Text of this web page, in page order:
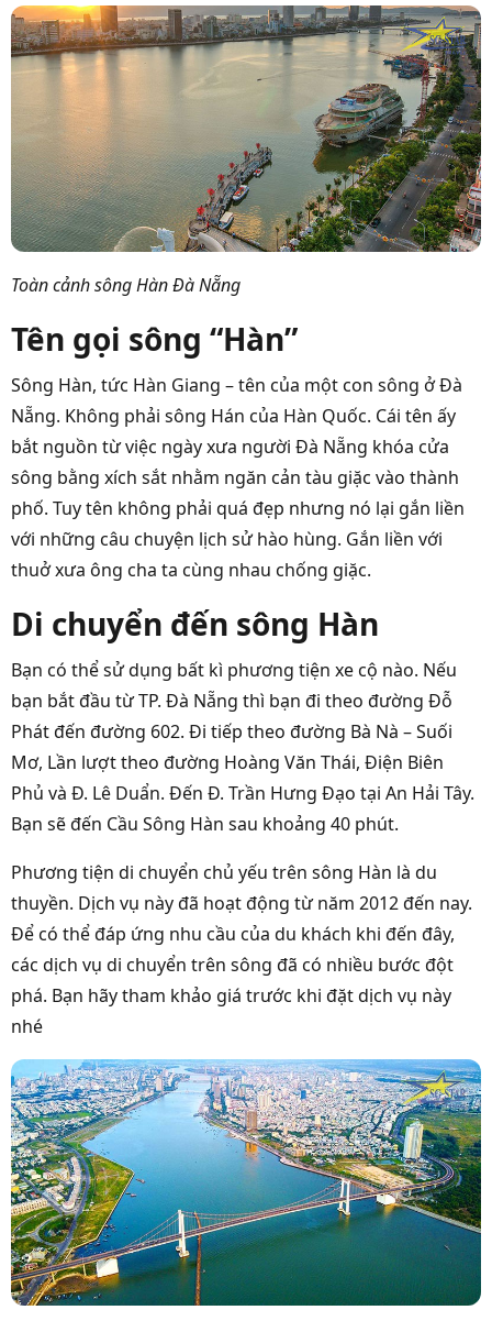
Toàn cảnh sông Hàn Đà Nẵng
Tên gọi sông “Hàn”
Sông Hàn, tức Hàn Giang –tên của một con sông ở Đà
Nẵng. Không phải sông Hán của Hàn Quốc. Cái tên ấy
bắt nguồn từ việc ngày xưa người Đà Nẵng khóa cửa
sông bằng xích sắt nhằm ngăn cản tàu giặc vào thành
phố. Tuy tên không phải quá đẹp nhưng nó lại gắn liền
với những câu chuyện lịch sử hào hùng. Gắn liền với
thuở xưa ông cha ta cùng nhau chống giặc.
Di chuyển đến sông Hàn
Bạn có thể sử dụng bất kì phương tiện xe cộ nào. Nếu
bạn bắt đầu từ TP. Đà Nẵng thì bạn đi theo đường Đỗ
Phát đến đường 602. Đi tiếp theo đường Bà Nà – Suối
Mơ, Lần lượt theo đường Hoàng Văn Thái, Điện Biên
Phủ và Đ. Lê Duẩn. Đến Đ. Trần Hưng Đạo tại An Hải Tây.
Bạn sẽ đến Cầu Sông Hàn sau khoảng 40 phút.
Phương tiện di chuyển chủ yếu trên sông Hàn là du
thuyền. Dịch vụ này đã hoạt động từ năm 2012 đến nay.
Để có thể đáp ứng nhu cầu của du khách khi đến đây,
các dịch vụ di chuyển trên sông đã có nhiều bước đột
phá. Bạn hãy tham khảo giá trước khi đặt dịch vụ này
nhé